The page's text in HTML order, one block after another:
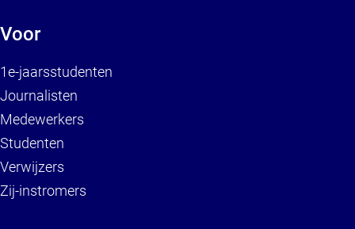
Voor
1e-jaarsstudenten
Journalisten
Medewerkers
Studenten
Verwijzers
Zij-instromers